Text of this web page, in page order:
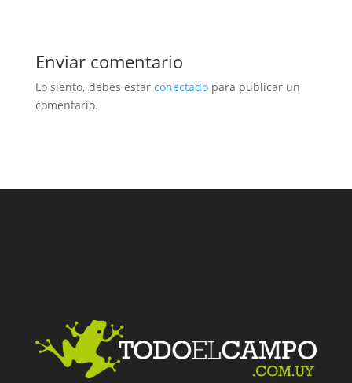
Enviar comentario
Lo siento, debes estar conectadopara publicar un
comentario.
Facebook